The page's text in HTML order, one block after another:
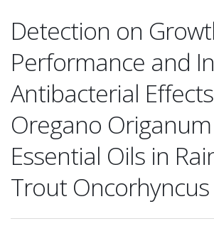
Detection on
Performance and
Antibacterial
Oregano
Essential Oils in
Trout